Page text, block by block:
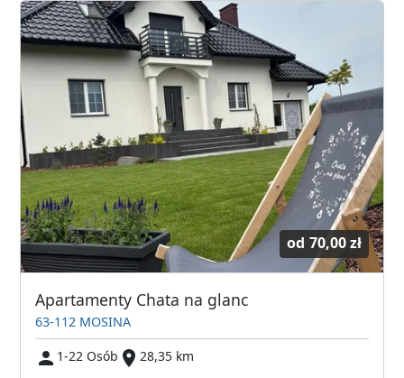
od 70,00 zł
Apartamenty Chata na glanc
63-112 MOSINA
1-22 Osób
28,35 km